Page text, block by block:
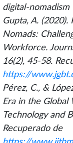
digital-nomadism
Gupta, A.
Nomads:
Workforce.
16(2), 45-58.
https://
Pérez, C., &
Era in the
Technology and
Recuperado de